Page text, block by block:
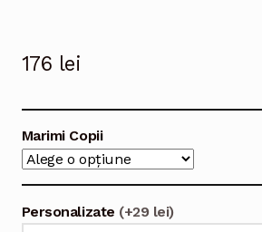
176 lei
Marimi Copii
Personalizate (+29 lei)